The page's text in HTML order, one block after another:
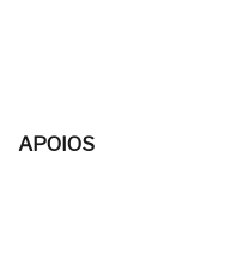
APOIOS